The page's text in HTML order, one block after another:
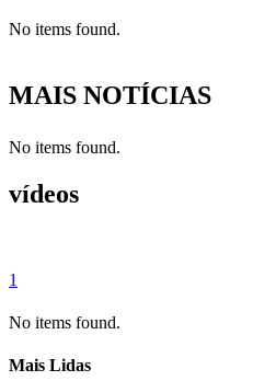
No items found.
MAIS NOTÍCIAS
No items found.
vídeos
1
No items found.
Mais Lidas